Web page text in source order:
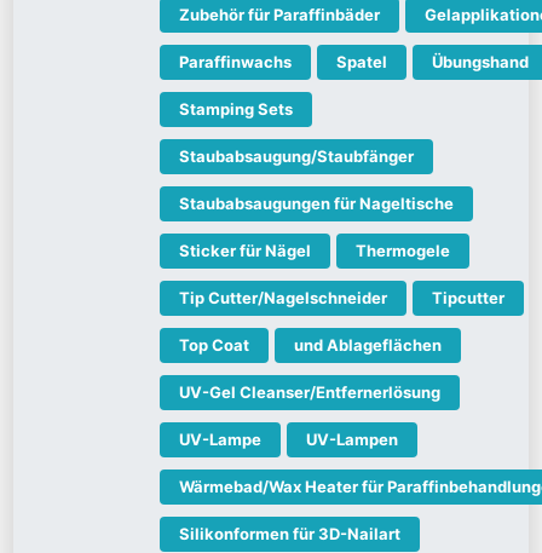
Zubehör für Paraffinbäder
Paraffinwachs Spatel Übungshand
Stamping Sets
Staubabsaugung/Staubfänger
Staubabsaugungen für Nageltische
Sticker für Nägel Thermogele
Tip Cutter/Nagelschneider Tipcutter
Top Coat und Ablageflächen
UV-Gel Cleanser/Entfernerlösung
UV-Lampe UV-Lampen
Wärmebad/Wax Heater für
Silikonformen für 3D-Nailart